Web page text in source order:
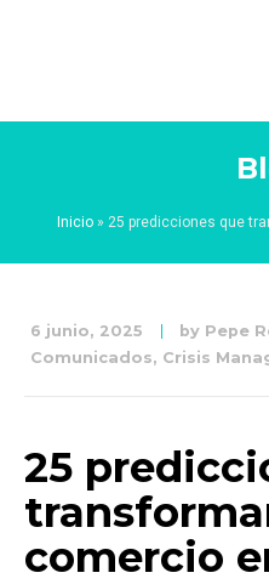
Inicio» 25 predicciones que
6 junio, 2025 by Pepe
Comunicados, Crisis
25
comercio